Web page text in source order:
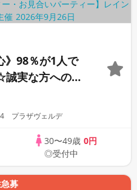
》98％が1人で
実な方への婚
4 プラザヴェルデ
30〜49歳 0円
◎受付中
募